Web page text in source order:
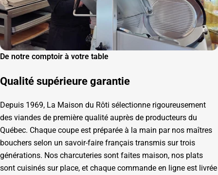
De notre comptoir à votre table
Qualité supérieure garantie
Depuis 1969, La Maison du Rôti sélectionne rigoureusement
des viandes de première qualité auprès de producteurs du
Québec. Chaque coupe est préparée à la main par nos maîtres
bouchers selon un savoir-faire français transmis sur trois
générations. Nos charcuteries sont faites maison, nos plats
sont cuisinés sur place, et chaque commande en ligne est livrée